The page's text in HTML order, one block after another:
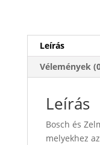
Leírás
Vélemények
Leírás
Bosch és
melyekhez